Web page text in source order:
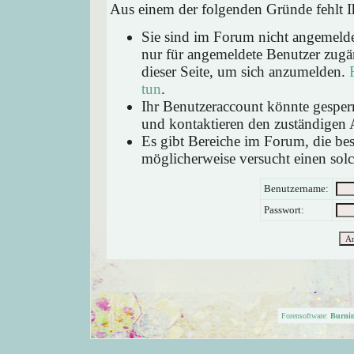
Aus einem der folgenden Gründe fehlt
Sie sind im Forum nicht
nur für angemeldete Benutzer
dieser Seite, um sich anzumelden.
tun.
Ihr Benutzeraccount könnte
und kontaktieren den zuständigen
Es gibt Bereiche im Forum, die
möglicherweise versucht einen
Benutzername:
Passwort:
Forensoftware: